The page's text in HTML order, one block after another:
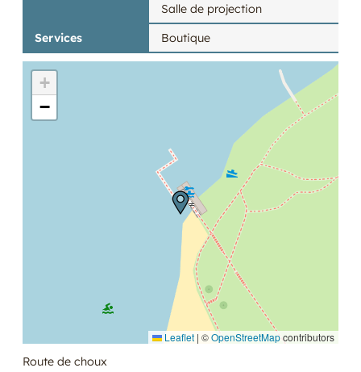
Salle de projection
Services
Boutique
+
−
Leaflet | ©OpenStreetMapcontributors
Route de choux